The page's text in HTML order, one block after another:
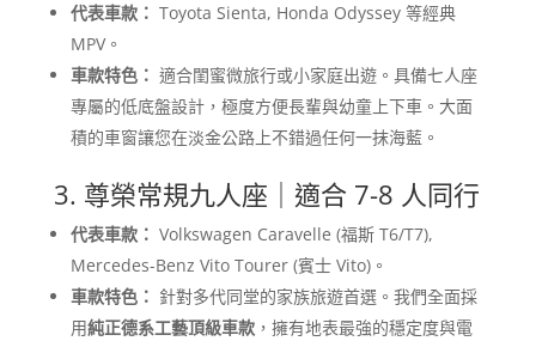
代表車款： Toyota Sienta, Honda Odyssey 等經典
MPV。
車款特色： 適合閨蜜微旅行或小家庭出遊。具備七人座
專屬的低底盤設計，極度方便長輩與幼童上下車。大面
積的車窗讓您在淡金公路上不錯過任何一抹海藍。
3. 尊榮常規九人座｜適合 7-8 人同行
代表車款： Volkswagen Caravelle (福斯 T6/T7),
Mercedes-Benz Vito Tourer (賓士 Vito)。
車款特色： 針對多代同堂的家族旅遊首選。我們全面採
用純正德系工藝頂級車款，擁有地表最強的穩定度與電